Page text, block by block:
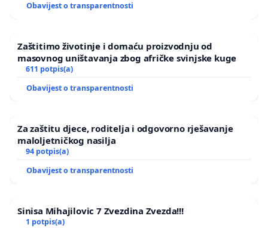
Obavijest o transparentnosti
Zaštitimo životinje i domaću proizvodnju od
masovnog uništavanja zbog afričke svinjske kuge
611 potpis(a)
Obavijest o transparentnosti
Za zaštitu djece, roditelja i odgovorno rješavanje
maloljetničkog nasilja
94 potpis(a)
Obavijest o transparentnosti
Sinisa Mihajilovic 7 Zvezdina Zvezda!!!
1 potpis(a)